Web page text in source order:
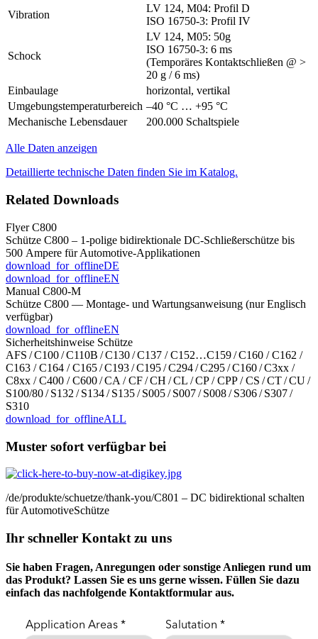
Vibration
LV 124, M04: Profil D
ISO 16750-3: Profil IV
Schock
LV 124, M05: 50g
ISO 16750-3: 6 ms
(Temporäres Kontaktschließen @ >
20 g / 6 ms)
Einbaulage
horizontal, vertikal
Umgebungstemperaturbereich –40 °C … +95 °C
Mechanische Lebensdauer
200.000 Schaltspiele
Alle Daten anzeigen
Detaillierte technische Daten finden Sie im Katalog.
Related Downloads
Flyer C800
Schütze C800 – 1-polige bidirektionale DC-Schließerschütze bis
500 Ampere für Automotive-Applikationen
download_for_offlineDE
download_for_offlineEN
Manual C800-M
Schütze C800 — Montage- und Wartungs­anweisung (nur Englisch
verfügbar)
download_for_offlineEN
Sicherheitshinweise Schütze
AFS / C100 / C110B / C130 / C137 / C152…C159 / C160 / C162 /
C163 / C164 / C165 / C193 / C195 / C294 / C295 / C160 / C3xx /
C8xx / C400 / C600 / CA / CF / CH / CL / CP / CPP / CS / CT / CU /
S100/80 / S132 / S134 / S135 / S005 / S007 / S008 / S306 / S307 /
S310
download_for_offlineALL
Muster sofort verfügbar bei
/de/produkte/schuetze/thank-you/C801 – DC bidirektional schalten
für AutomotiveSchütze
Ihr schneller Kontakt zu uns
Sie haben Fragen, Anregungen oder sonstige Anliegen rund um
das Produkt? Lassen Sie es uns gerne wissen. Füllen Sie dazu
einfach das nachfolgende Kontaktformular aus.